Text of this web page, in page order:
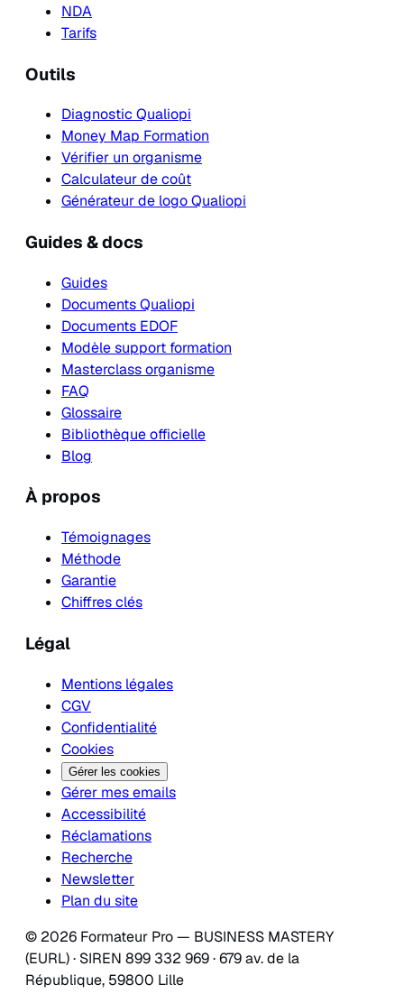
NDA
Tarifs
Outils
Diagnostic Qualiopi
Money Map Formation
Vérifier un organisme
Calculateur de coût
Générateur de logo Qualiopi
Guides & docs
Guides
Documents Qualiopi
Documents EDOF
Modèle support formation
Masterclass organisme
FAQ
Glossaire
Bibliothèque officielle
Blog
À propos
Témoignages
Méthode
Garantie
Chiffres clés
Légal
Mentions légales
CGV
Confidentialité
Cookies
Gérer les cookies
Gérer mes emails
Accessibilité
Réclamations
Recherche
Newsletter
Plan du site
© 2026 Formateur Pro — BUSINESS MASTERY
(EURL) · SIREN 899 332 969 · 679 av. de la
République, 59800 Lille